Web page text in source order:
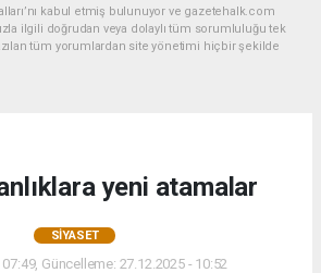
kabul etmiş bulunuyor ve gazetehalk.com
ilgili doğrudan veya dolaylı tüm sorumluluğu tek
tüm yorumlardan site yönetimi hiçbir şekilde
yeni atamalar
SIYASET
Güncelleme: 27.12.2025 - 10:52